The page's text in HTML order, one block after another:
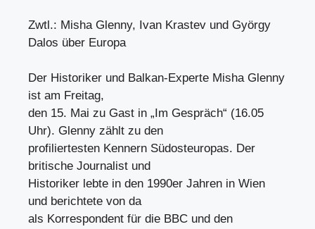
Zwtl.: Misha Glenny, Ivan Krastev und György
Dalos über Europa
Der Historiker und Balkan-Experte Misha Glenny
ist am Freitag,
den 15. Mai zu Gast in „Im Gespräch“ (16.05
Uhr). Glenny zählt zu den
profiliertesten Kennern Südosteuropas. Der
britische Journalist und
Historiker lebte in den 1990er Jahren in Wien
und berichtete von da
als Korrespondent für die BBC und den